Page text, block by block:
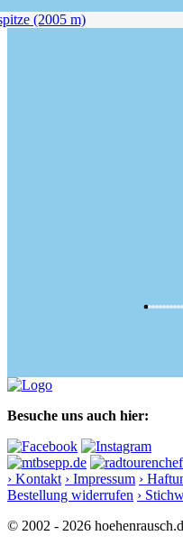
Besuche uns auch hier:
› Kontakt › Impressum ›
Bestellung widerrufen ›
© 2002 - 2026